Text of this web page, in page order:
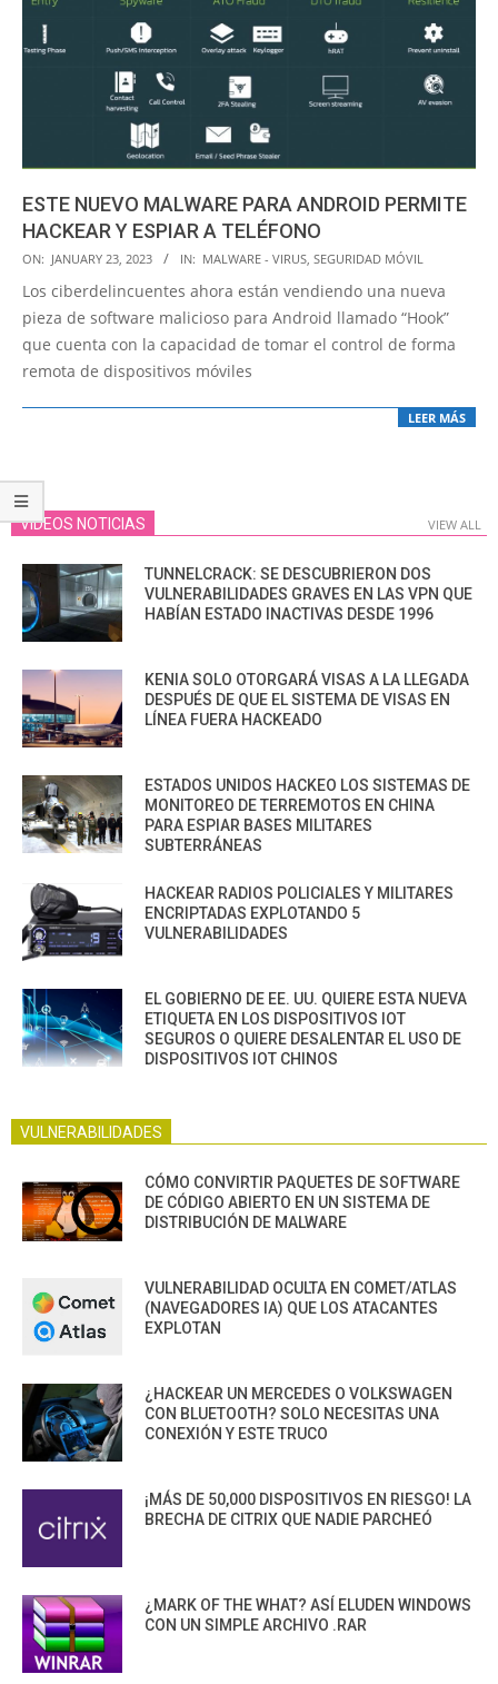
ESTE NUEVO MALWARE PARA ANDROID PERMITE
HACKEAR Y ESPIAR A TELÉFONO
2023-
01-
23
ON: JANUARY 23, 2023 IN: MALWARE - VIRUS, SEGURIDAD MÓVIL
Los ciberdelincuentes ahora están vendiendo una nueva
pieza de software malicioso para Android llamado “Hook”
que cuenta con la capacidad de tomar el control de forma
remota de dispositivos móviles
LEER MÁS
VIDEOS NOTICIAS VIEW ALL
TUNNELCRACK: SE DESCUBRIERON DOS
VULNERABILIDADES GRAVES EN LAS VPN QUE
HABÍAN ESTADO INACTIVAS DESDE 1996
KENIA SOLO OTORGARÁ VISAS A LA LLEGADA
DESPUÉS DE QUE EL SISTEMA DE VISAS EN
LÍNEA FUERA HACKEADO
ESTADOS UNIDOS HACKEO LOS SISTEMAS DE
MONITOREO DE TERREMOTOS EN CHINA
PARA ESPIAR BASES MILITARES
SUBTERRÁNEAS
HACKEAR RADIOS POLICIALES Y MILITARES
ENCRIPTADAS EXPLOTANDO 5
VULNERABILIDADES
EL GOBIERNO DE EE. UU. QUIERE ESTA NUEVA
ETIQUETA EN LOS DISPOSITIVOS IOT
SEGUROS O QUIERE DESALENTAR EL USO DE
DISPOSITIVOS IOT CHINOS
VULNERABILIDADES
CÓMO CONVIRTIR PAQUETES DE SOFTWARE
DE CÓDIGO ABIERTO EN UN SISTEMA DE
DISTRIBUCIÓN DE MALWARE
VULNERABILIDAD OCULTA EN COMET/ATLAS
(NAVEGADORES IA) QUE LOS ATACANTES
EXPLOTAN
¿HACKEAR UN MERCEDES O VOLKSWAGEN
CON BLUETOOTH? SOLO NECESITAS UNA
CONEXIÓN Y ESTE TRUCO
¡MÁS DE 50,000 DISPOSITIVOS EN RIESGO! LA
BRECHA DE CITRIX QUE NADIE PARCHEÓ
¿MARK OF THE WHAT? ASÍ ELUDEN WINDOWS
CON UN SIMPLE ARCHIVO .RAR